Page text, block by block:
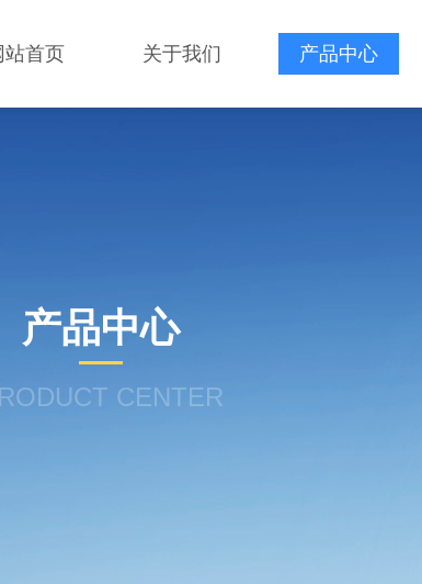
站首页 关于我们 产品中心
产品中心
CENTER